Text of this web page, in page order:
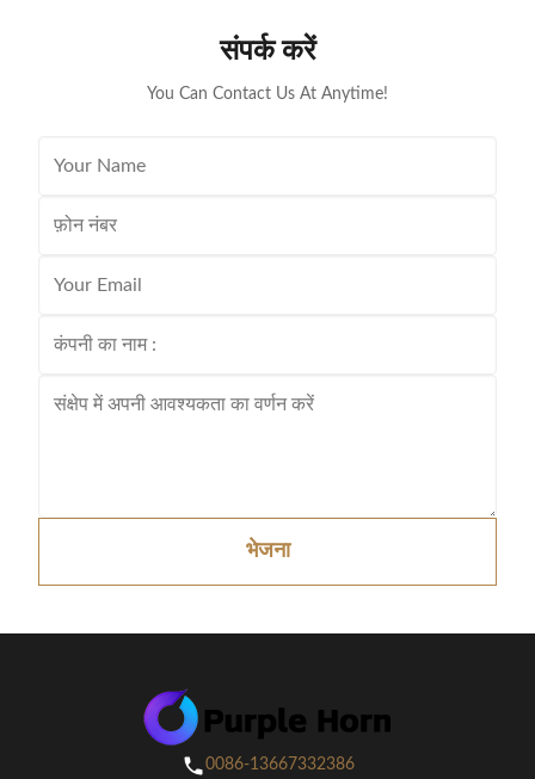
ensuring that the battery is delivered in optimal
संपर्क करें
You Can Contact Us At Anytime!
भेजना
0086-13667332386